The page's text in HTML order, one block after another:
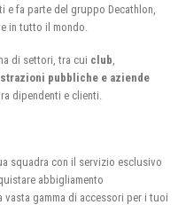
fa parte del gruppo Decathlon,
in tutto il mondo.
di settori, tra cui club
pubbliche e aziende
dipendenti e clienti.
squadra con il servizio esclusivo
abbigliamento
gamma di accessori per i tuoi